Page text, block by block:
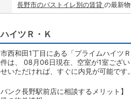
長野市のバストイレ別の賃貸 の最新
イツＲ・Ｋ
西和田1丁目にある「プライムハイツ
は、 08月06日現在、空室が1室ござい
いただければ、すぐに内見が可能です。
バンク長野駅前店に相談するメリット】